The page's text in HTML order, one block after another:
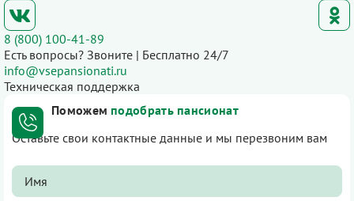
8 (800) 100-41-89
Есть вопросы? Звоните | Бесплатно 24/7
info@vsepansionati.ru
Техническая поддержка
Поможем подобрать пансионат
Оставьте свои контактные данные и мы перезвоним вам